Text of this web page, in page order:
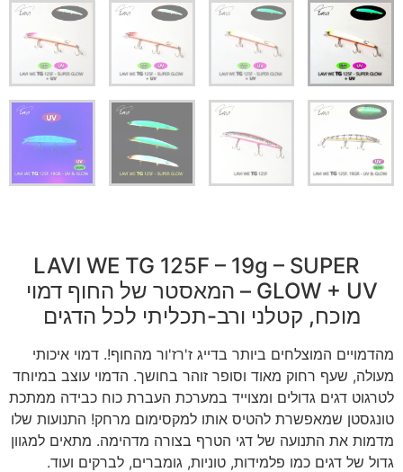
LAVI WE TG 125F – 19g – SUPER
GLOW + UV – המאסטר של החוף דמוי
מוכח, קטלני ורב-תכליתי לכל הדגים
מהדמויים המוצלחים ביותר בדייג ז'רז'ור מהחוף!. דמוי איכותי
מעולה, שעף רחוק מאוד וסופר זוהר בחושך. הדמוי עוצב במיוחד
לטרגוט דגים גדולים ומצוייד במערכת העברת כוח כבידה ממתכת
טונגסטן שמאפשרת להטיס אותו למקסימום מרחק! התנועות שלו
מדמות את התנועה של דגי הטרף בצורה מדהימה. מתאים למגוון
גדול של דגים כמו פלמידות, טוניות, גומברים, לברקים ועוד.